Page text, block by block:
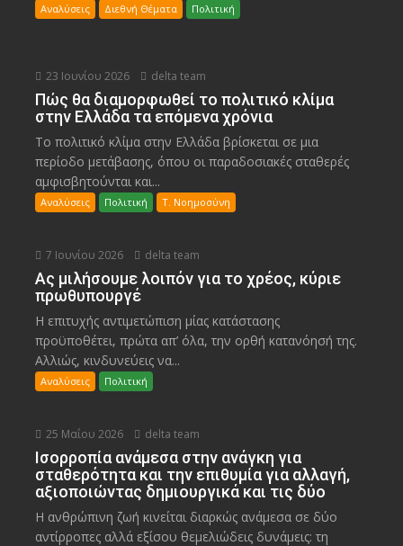
Αναλύσεις Διεθνή Θέματα Πολιτική
23 Ιουνίου 2026 delta team
Πώς θα διαμορφωθεί το πολιτικό κλίμα
στην Ελλάδα τα επόμενα χρόνια
Το πολιτικό κλίμα στην Ελλάδα βρίσκεται σε μια
περίοδο μετάβασης, όπου οι παραδοσιακές σταθερές
αμφισβητούνται και...
Αναλύσεις Πολιτική Τ. Νοημοσύνη
7 Ιουνίου 2026 delta team
Ας μιλήσουμε λοιπόν για το χρέος, κύριε
πρωθυπουργέ
Η επιτυχής αντιμετώπιση μίας κατάστασης
προϋποθέτει, πρώτα απ’ όλα, την ορθή κατανόησή της.
Αλλιώς, κινδυνεύεις να...
Αναλύσεις Πολιτική
25 Μαΐου 2026 delta team
Ισορροπία ανάμεσα στην ανάγκη για
σταθερότητα και την επιθυμία για αλλαγή,
αξιοποιώντας δημιουργικά και τις δύο
Η ανθρώπινη ζωή κινείται διαρκώς ανάμεσα σε δύο
αντίρροπες αλλά εξίσου θεμελιώδεις δυνάμεις: τη